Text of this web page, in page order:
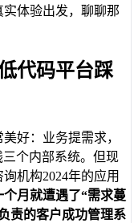
体验出发，聊聊那
代码平台踩
好：业务提需求，
个内部系统。但现
机构2024年的应用
月就遭遇了“需求蔓
责的客户成功管理系